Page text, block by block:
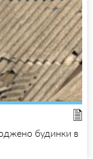
будинки в